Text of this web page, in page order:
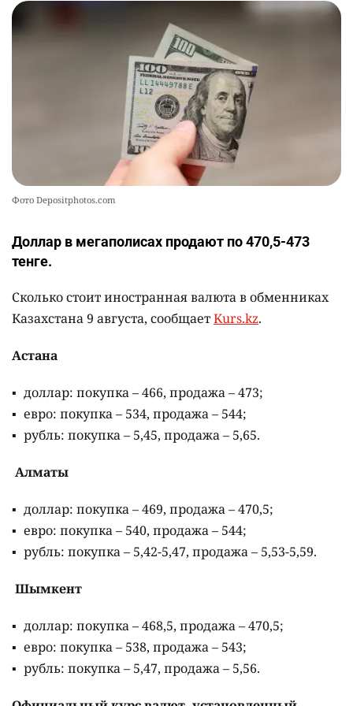
🪱 "Мы думаем, что правим миром, но это не
так". Как дьявольские черви меняют наше
представление о жизни на Земле
0 13
Фото Depositphotos.com
Доллар в мегаполисах продают по 470,5-473
тенге.
Сколько стоит иностранная валюта в обменниках
Казахстана 9 августа, сообщаетKurs.kz.
Астана
доллар: покупка – 466, продажа – 473;
евро: покупка – 534, продажа – 544;
рубль: покупка – 5,45, продажа – 5,65.
Алматы
доллар: покупка – 469, продажа – 470,5;
евро: покупка – 540, продажа – 544;
рубль: покупка – 5,42-5,47, продажа – 5,53-5,59.
Шымкент
доллар: покупка – 468,5, продажа – 470,5;
евро: покупка – 538, продажа – 543;
рубль: покупка – 5,47, продажа – 5,56.